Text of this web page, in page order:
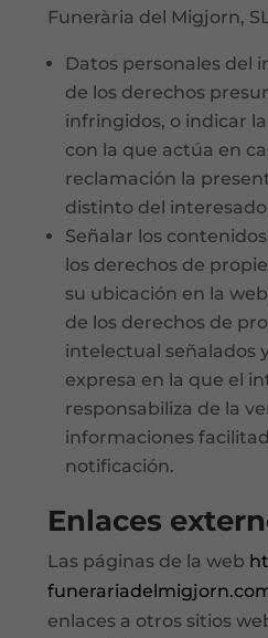
Funerària del Migjorn,
Datos personales del
de los derechos
infringidos, o indicar
con la que actúa en
reclamación la
distinto del
Señalar los
los derechos de
su ubicación en la
de los derechos de
intelectual señalados
expresa en la que el
responsabiliza de la
informaciones
notificación.
Enlaces
Las páginas de la web
enlaces a otros sitios